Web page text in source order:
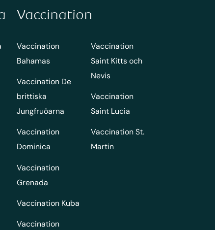
Vaccination
Vaccination
Bahamas
Vaccination De
brittiska
Jungfruöarna
Vaccination
Dominica
Vaccination
Grenada
Vaccination Kuba
Vaccination
Vaccination
Saint Kitts och
Nevis
Vaccination
Saint Lucia
Vaccination St.
Martin